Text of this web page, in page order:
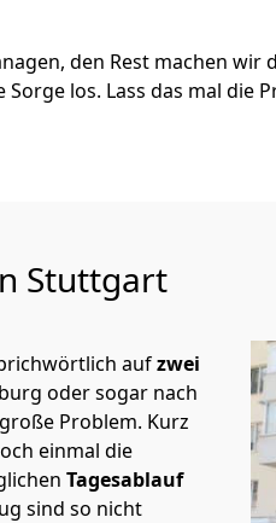
den Rest machen
los. Lass das mal die
Stuttgart
aufzwei
oder sogar nach
Problem. Kurz
einmal die
Tagesablauf
sind so nicht